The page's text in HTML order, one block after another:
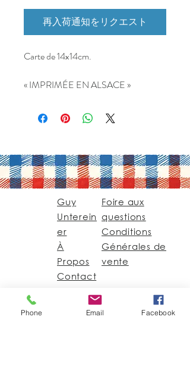
再入荷通知をリクエスト
Carte de 14x14cm.
« IMPRIMÉE EN ALSACE »
Guy
Unterein
er
À
Propos
Contact
Foire aux
questions
Conditions
Générales de
vente
Guy@GuyUntereiner.fr
Phone Email Facebook